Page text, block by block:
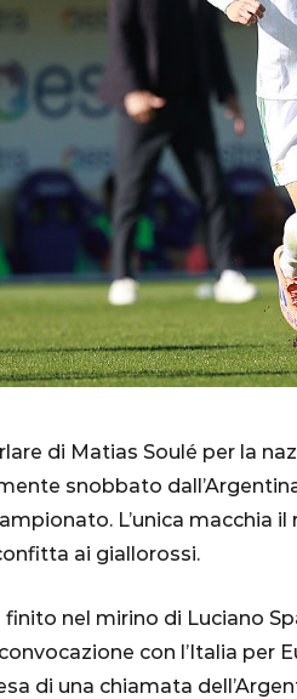
di Matias Soulé per la
snobbato
L’unica macchia
ai giallorossi.
finito nel mirino di Luciano
con l’Italia per
di una chiamata
SERIE A